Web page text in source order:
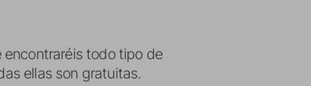
encontraréis todo tipo de
ellas son gratuitas.